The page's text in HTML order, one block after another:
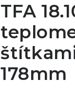
TFA
178mm